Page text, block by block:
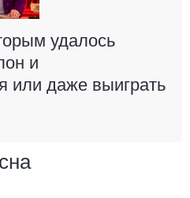
удалось
и
или даже выиграть